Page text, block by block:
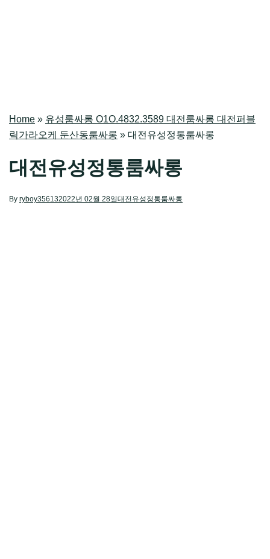
Home » 유성룸싸롱 O1O.4832.3589 대전룸싸롱 대전퍼블
릭가라오케 둔산동룸싸롱 » 대전유성정통룸싸롱
대전유성정통룸싸롱
By ryboy356132022년 02월 28일대전유성정통룸싸롱